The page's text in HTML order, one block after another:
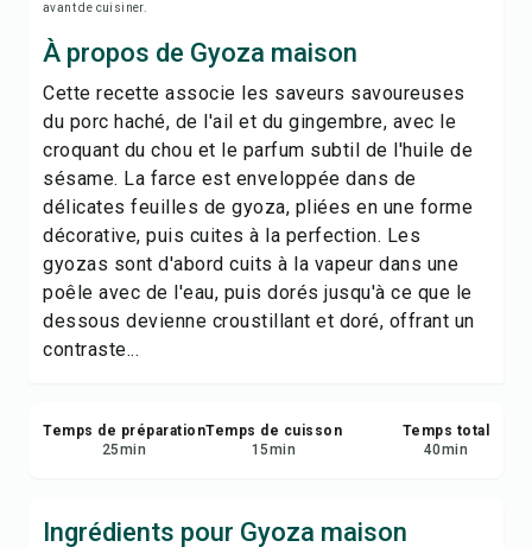
Signaler
avant de cuisiner.
À propos de Gyoza maison
Cette recette associe les saveurs savoureuses
du porc haché, de l'ail et du gingembre, avec le
croquant du chou et le parfum subtil de l'huile de
sésame. La farce est enveloppée dans de
délicates feuilles de gyoza, pliées en une forme
décorative, puis cuites à la perfection. Les
gyozas sont d'abord cuits à la vapeur dans une
poêle avec de l'eau, puis dorés jusqu'à ce que le
dessous devienne croustillant et doré, offrant un
contraste...
Temps de préparation
25min
Temps de cuisson
15min
Temps total
40min
Ingrédients pour Gyoza maison